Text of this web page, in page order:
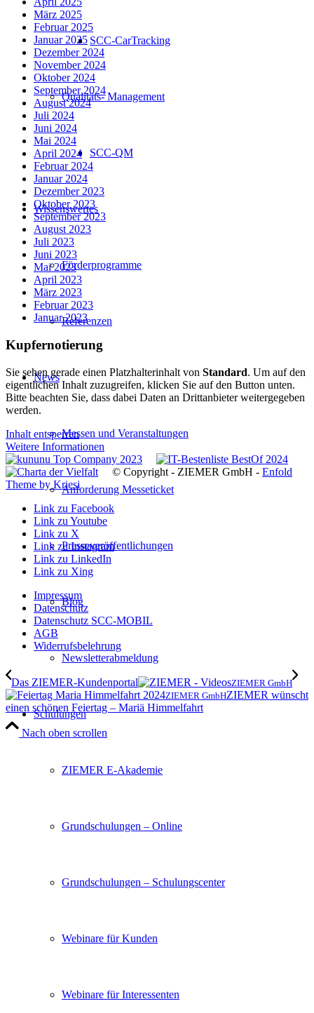
SCC-CarTracking
Qualitäts- Management
SCC-QM
Wissenswertes
Förderprogramme
Referenzen
News
Messen und Veranstaltungen
Anforderung Messeticket
Presseveröffentlichungen
Blog
Newsletterabmeldung
Schulungen
ZIEMER E-Akademie
Grundschulungen – Online
Grundschulungen – Schulungscenter
Webinare für Kunden
Webinare für Interessenten
März 2025
Februar 2025
Januar 2025
Dezember 2024
November 2024
Oktober 2024
September 2024
August 2024
Juli 2024
Juni 2024
Mai 2024
April 2024
Februar 2024
Januar 2024
Dezember 2023
Oktober 2023
September 2023
August 2023
Juli 2023
Juni 2023
Mai 2023
April 2023
März 2023
Februar 2023
Januar 2023
Kupfernotierung
Sie sehen gerade einen Platzhalterinhalt von Standard. Um auf den
eigentlichen Inhalt zuzugreifen, klicken Sie auf den Button unten.
Bitte beachten Sie, dass dabei Daten an Drittanbieter weitergegeben
werden.
Inhalt entsperren
Weitere Informationen
© Copyright - ZIEMER GmbH - Enfold
Theme by Kriesi
Link zu Facebook
Link zu Youtube
Link zu X
Link zu Instagram
Link zu LinkedIn
Link zu Xing
Impressum
Datenschutz
Datenschutz SCC-MOBIL
AGB
Widerrufsbelehrung
Das ZIEMER-Kundenportal
ZIEMER GmbH
ZIEMER GmbHZIEMER wünscht
einen schönen Feiertag – Mariä Himmelfahrt
Nach oben scrollen